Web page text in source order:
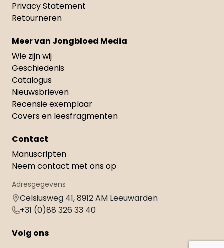
Privacy Statement
Retourneren
Meer van Jongbloed Media
Wie zijn wij
Geschiedenis
Catalogus
Nieuwsbrieven
Recensie exemplaar
Covers en leesfragmenten
Contact
Manuscripten
Neem contact met ons op
Adresgegevens
Celsiusweg 41, 8912 AM Leeuwarden
+31 (0)88 326 33 40
Volg ons